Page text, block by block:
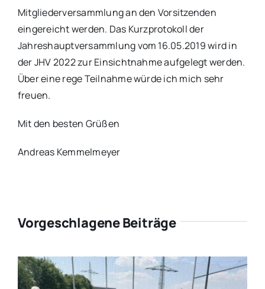
Mitgliederversammlung an den Vorsitzenden
eingereicht werden. Das Kurzprotokoll der
Jahreshauptversammlung vom 16.05.2019 wird in
der JHV 2022 zur Einsichtnahme aufgelegt werden.
Über eine rege Teilnahme würde ich mich sehr
freuen.
Mit den besten Grüßen
Andreas Kemmelmeyer
Vorgeschlagene Beiträge